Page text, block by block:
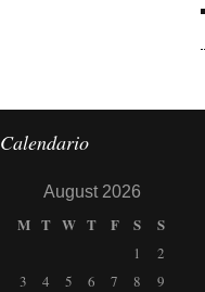
Calendario
August 2026
M T W T F S S
1
2
3
4 5 6 7 8
9